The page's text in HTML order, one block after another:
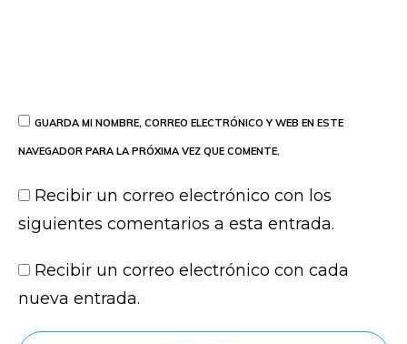
GUARDA MI NOMBRE, CORREO ELECTRÓNICO Y WEB EN ESTE
NAVEGADOR PARA LA PRÓXIMA VEZ QUE COMENTE.
Recibir un correo electrónico con los
siguientes comentarios a esta entrada.
Recibir un correo electrónico con cada
nueva entrada.